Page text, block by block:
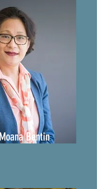
Moana Bentin